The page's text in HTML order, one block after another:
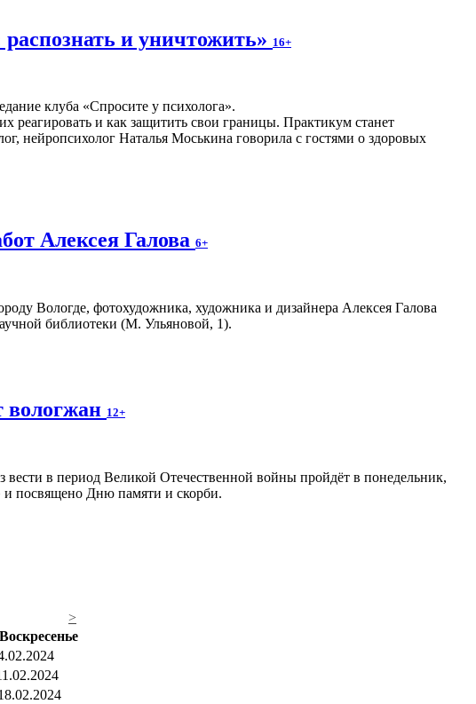
и уничтожить» 16+
клуба «Спросите у психолога».
реагировать и как защитить свои границы. Практикум станет
нейропсихолог Наталья Моськина говорила с гостями о здоровых
Алексея Галова 6+
Вологде, фотохудожника, художника и дизайнера Алексея Галова
библиотеки (М. Ульяновой, 1).
вологжан 12+
в период Великой Отечественной войны пройдёт в понедельник,
и посвящено Дню памяти и скорби.
>
Воскресенье